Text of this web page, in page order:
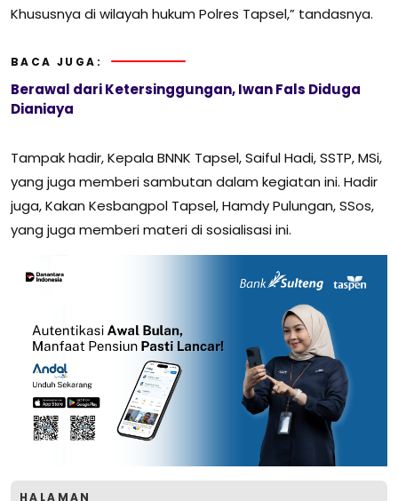
Khususnya di wilayah hukum Polres Tapsel,” tandasnya.
BACA JUGA:
Berawal dari Ketersinggungan, Iwan Fals Diduga
Dianiaya
Tampak hadir, Kepala BNNK Tapsel, Saiful Hadi, SSTP, MSi,
yang juga memberi sambutan dalam kegiatan ini. Hadir
juga, Kakan Kesbangpol Tapsel, Hamdy Pulungan, SSos,
yang juga memberi materi di sosialisasi ini.
HALAMAN